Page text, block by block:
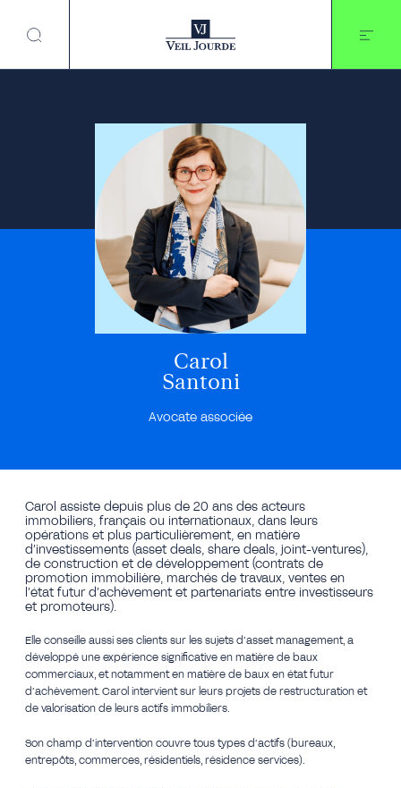
contenu
Carol
Santoni
Avocate associée
Carol assiste depuis plus de 20 ans des acteurs
immobiliers, français ou internationaux, dans leurs
opérations et plus particulièrement, en matière
d’investissements (asset deals, share deals, joint-ventures),
de construction et de développement (contrats de
promotion immobilière, marchés de travaux, ventes en
l’état futur d’achèvement et partenariats entre investisseurs
et promoteurs).
Elle conseille aussi ses clients sur les sujets d’asset management, a
développé une expérience significative en matière de baux
commerciaux, et notamment en matière de baux en état futur
d’achèvement. Carol intervient sur leurs projets de restructuration et
de valorisation de leurs actifs immobiliers.
Son champ d’intervention couvre tous types d’actifs (bureaux,
entrepôts, commerces, résidentiels, résidence services).